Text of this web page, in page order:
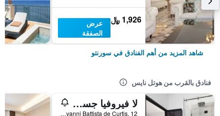
1,926 ﷼
عرض
الصفقة
شاهد المزيد من أهم الفنادق في سورنتو
فنادق بالقرب من هوتل نايس
لا فيروفيا جست هاوس
Piazza Giovanni Battista de Curtis, 12, سورنتو, مقاطعة نابولي, إيطاليا